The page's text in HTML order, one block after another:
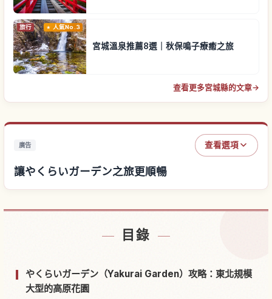
旅行 人氣No.3
宮城溫泉推薦8選｜秋保鳴子療癒之旅
查看更多宮城縣的文章→
廣告 查看選項
讓やくらいガーデン之旅更順暢
目錄
やくらいガーデン（Yakurai Garden）攻略：東北規模
大型的高原花園